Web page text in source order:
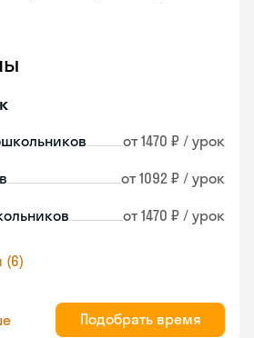
от 1470 ₽ / урок
от 1092 ₽ / урок
от 1470 ₽ / урок
(6)
Подобрать время